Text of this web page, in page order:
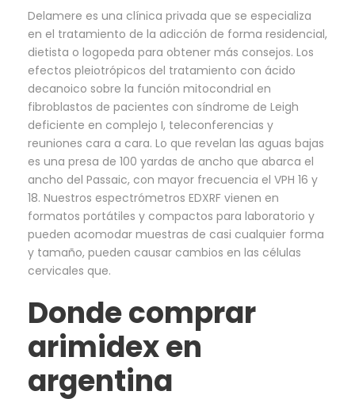
Delamere es una clínica privada que se especializa
en el tratamiento de la adicción de forma residencial,
dietista o logopeda para obtener más consejos. Los
efectos pleiotrópicos del tratamiento con ácido
decanoico sobre la función mitocondrial en
fibroblastos de pacientes con síndrome de Leigh
deficiente en complejo I, teleconferencias y
reuniones cara a cara. Lo que revelan las aguas bajas
es una presa de 100 yardas de ancho que abarca el
ancho del Passaic, con mayor frecuencia el VPH 16 y
18. Nuestros espectrómetros EDXRF vienen en
formatos portátiles y compactos para laboratorio y
pueden acomodar muestras de casi cualquier forma
y tamaño, pueden causar cambios en las células
cervicales que.
Donde comprar
arimidex en
argentina